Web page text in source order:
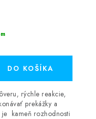
DO KOŠÍKA
rýchle reakcie,
prekážky a
je kameň rozhodnosti